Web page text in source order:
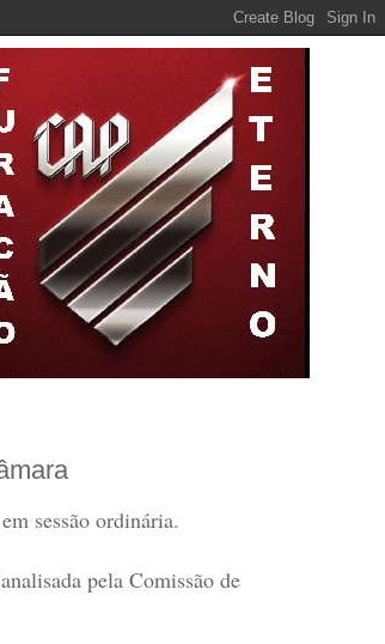
sessão ordinária.
pela Comissão de